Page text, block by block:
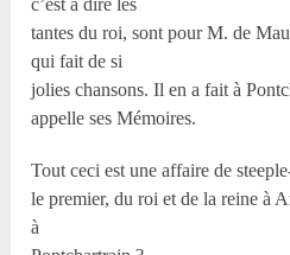
c’est à dire les
tantes du roi, sont pour M. de
qui fait de si
jolies chansons. Il en a fait à
appelle ses Mémoires.
Tout ceci est une affaire de
le premier, du roi et de la reine à
à